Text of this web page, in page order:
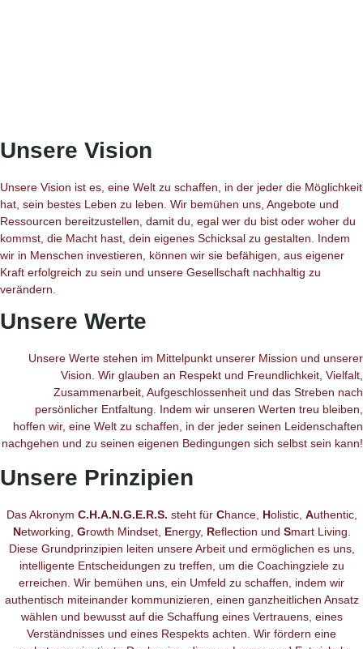
Unsere Vision
Unsere Vision ist es, eine Welt zu schaffen, in der jeder die Möglichkeit
hat, sein bestes Leben zu leben. Wir bemühen uns, Angebote und
Ressourcen bereitzustellen, damit du, egal wer du bist oder woher du
kommst, die Macht hast, dein eigenes Schicksal zu gestalten. Indem
wir in Menschen investieren, können wir sie befähigen, aus eigener
Kraft erfolgreich zu sein und unsere Gesellschaft nachhaltig zu
verändern.
Unsere Werte
Unsere Werte stehen im Mittelpunkt unserer Mission und unserer
Vision. Wir glauben an Respekt und Freundlichkeit, Vielfalt,
Zusammenarbeit, Aufgeschlossenheit und das Streben nach
persönlicher Entfaltung. Indem wir unseren Werten treu bleiben,
hoffen wir, eine Welt zu schaffen, in der jeder seinen Leidenschaften
nachgehen und zu seinen eigenen Bedingungen sich selbst sein kann!
Unsere Prinzipien
Das Akronym C.H.A.N.G.E.R.S. steht für Chance, Holistic, Authentic,
Networking, Growth Mindset, Energy, Reflection und Smart Living.
Diese Grundprinzipien leiten unsere Arbeit und ermöglichen es uns,
intelligente Entscheidungen zu treffen, um die Coachingziele zu
erreichen. Wir bemühen uns, ein Umfeld zu schaffen, indem wir
authentisch miteinander kommunizieren, einen ganzheitlichen Ansatz
wählen und bewusst auf die Schaffung eines Vertrauens, eines
Verständnisses und eines Respekts achten. Wir fördern eine